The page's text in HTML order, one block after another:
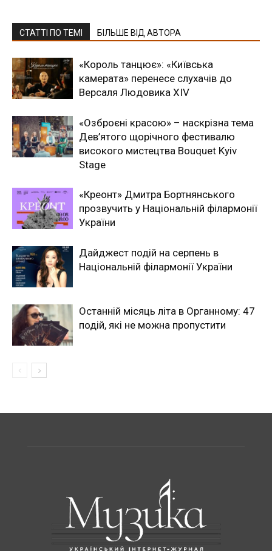
СТАТТІ ПО ТЕМІ БІЛЬШЕ ВІД АВТОРА
«Король танцює»: «Київська
камерата» перенесе слухачів до
Версаля Людовика XIV
«Озброєні красою» – наскрізна тема
Дев’ятого щорічного фестивалю
високого мистецтва Bouquet Kyiv
Stage
«Креонт» Дмитра Бортнянського
прозвучить у Національній філармонії
України
Дайджест подій на серпень в
Національній філармонії України
Останній місяць літа в Органному: 47
подій, які не можна пропустити